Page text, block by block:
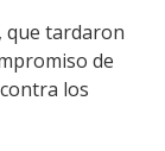
que tardaron
de
los